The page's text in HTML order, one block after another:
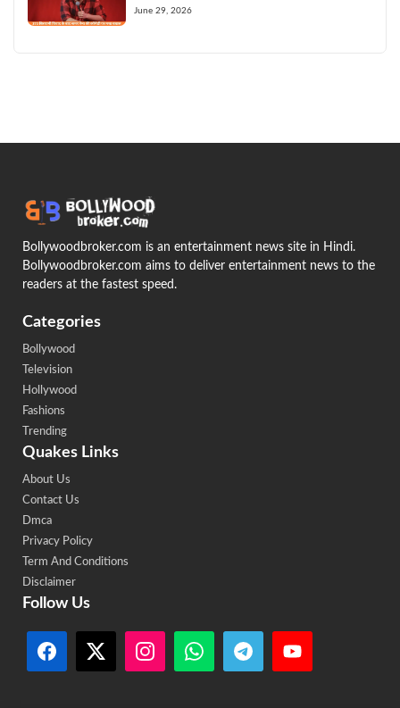
June 29, 2026
Bollywoodbroker.com is an entertainment news site in Hindi.
Bollywoodbroker.com aims to deliver entertainment news to the
readers at the fastest speed.
Categories
Bollywood
Television
Hollywood
Fashions
Trending
Quakes Links
About Us
Contact Us
Dmca
Privacy Policy
Term And Conditions
Disclaimer
Follow Us